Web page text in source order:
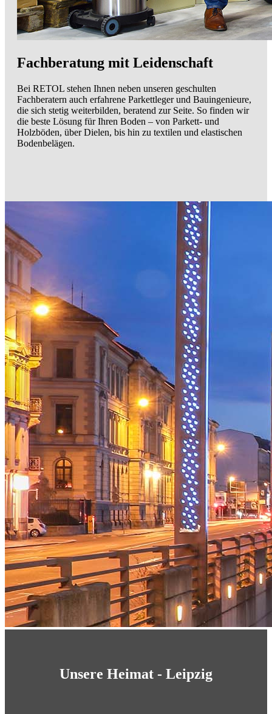
Fachberatung mit Leidenschaft
Bei RETOL stehen Ihnen neben unseren geschulten
Fachberatern auch erfahrene Parkettleger und Bauingenieure,
die sich stetig weiterbilden, beratend zur Seite. So finden wir
die beste Lösung für Ihren Boden – von Parkett- und
Holzböden, über Dielen, bis hin zu textilen und elastischen
Bodenbelägen.
Unsere Heimat - Leipzig